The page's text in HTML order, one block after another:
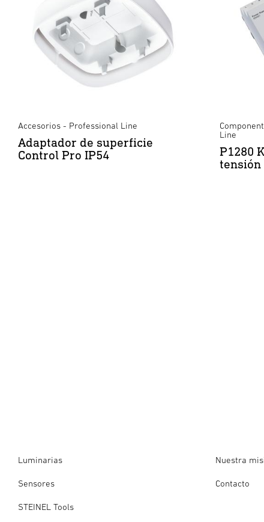
Accesorios - Professional Line
Adaptador de superficie
Control Pro IP54
Line
P1280
tensión
Luminarias
Sensores
STEINEL Tools
Nuestra
Contacto